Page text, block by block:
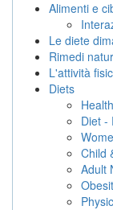
Alimenti e
Le diete
Rimedi
L'attività
Diets
Diet -
Child
Adult